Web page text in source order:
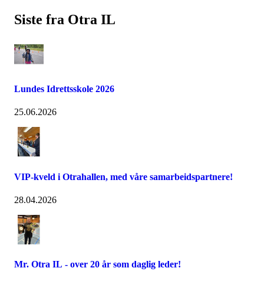
Siste fra Otra IL
Lundes Idrettsskole 2026
25.06.2026
VIP-kveld i Otrahallen, med våre samarbeidspartnere!
28.04.2026
Mr. Otra IL - over 20 år som daglig leder!